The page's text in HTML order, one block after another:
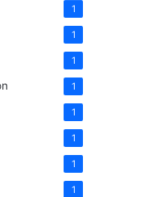
1
1
1
1
1
1
1
1